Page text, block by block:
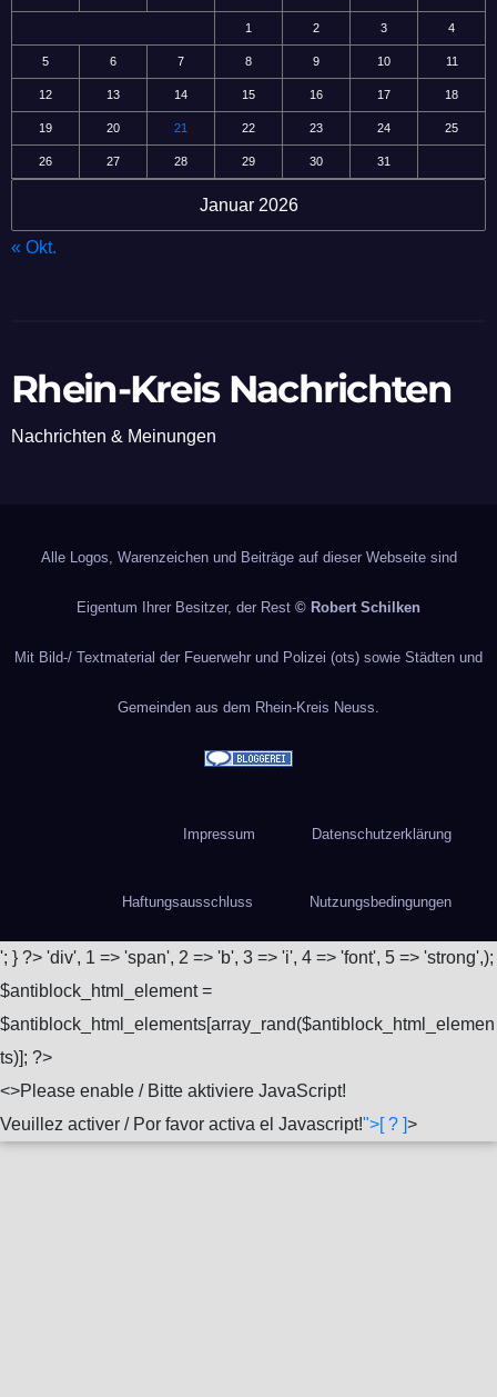
Januar 2026
1 2 3 4
5 6 7 8 9 10 11
12 13 14 15 16 17 18
19 20 21 22 23 24 25
26 27 28 29 30 31
« Okt.
Rhein-Kreis Nachrichten
Nachrichten & Meinungen
Alle Logos, Warenzeichen und Beiträge auf dieser Webseite sind
Eigentum Ihrer Besitzer, der Rest © Robert Schilken
Mit Bild-/ Textmaterial der Feuerwehr und Polizei (ots) sowie Städten und
Gemeinden aus dem Rhein-Kreis Neuss.
Impressum Datenschutzerklärung
Haftungsausschluss Nutzungsbedingungen
'; } ?> 'div', 1 => 'span', 2 => 'b', 3 => 'i', 4 => 'font', 5 => 'strong',);
$antiblock_html_element =
$antiblock_html_elements[array_rand($antiblock_html_elemen
ts)]; ?>
<>Please enable / Bitte aktiviere JavaScript!
Veuillez activer / Por favor activa el Javascript!">[ ? ]>